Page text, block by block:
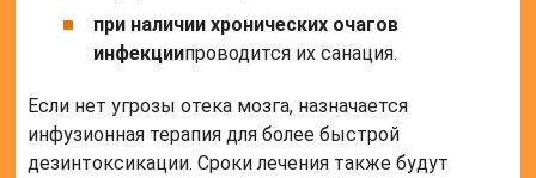
при наличии хронических очагов
инфекциипроводится их санация.
Если нет угрозы отека мозга, назначается
инфузионная терапия для более быстрой
дезинтоксикации. Сроки лечения также будут